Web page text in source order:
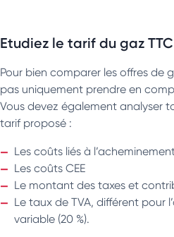
Etudiez le tarif du gaz TTC
Pour bien comparer les offres de
pas uniquement prendre en
Vous devez également analyser
tarif proposé :
Les coûts liés à
Les coûts CEE
Le montant des taxes et
Le taux de TVA, différent pour
variable (20 %).